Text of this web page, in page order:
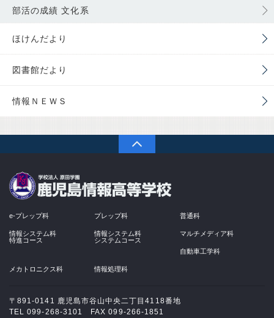
部活の成績 文化系
ほけんだより
図書館だより
情報ＮＥＷＳ
e-プレップ科 プレップ科 普通科
情報システム科
特進コース
情報システム科
システムコース
マルチメディア科
自動車工学科
メカトロニクス科 情報処理科
〒891-0141 鹿児島市谷山中央二丁目4118番地
TEL 099-268-3101 FAX 099-266-1851